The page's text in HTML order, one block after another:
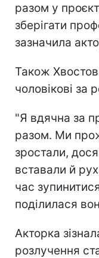
разом у
зберігати
зазначила
Також
чоловікові за
"Я вдячна за
разом. Ми
зростали,
вставали й
час
поділилася
Акторка
розлучення